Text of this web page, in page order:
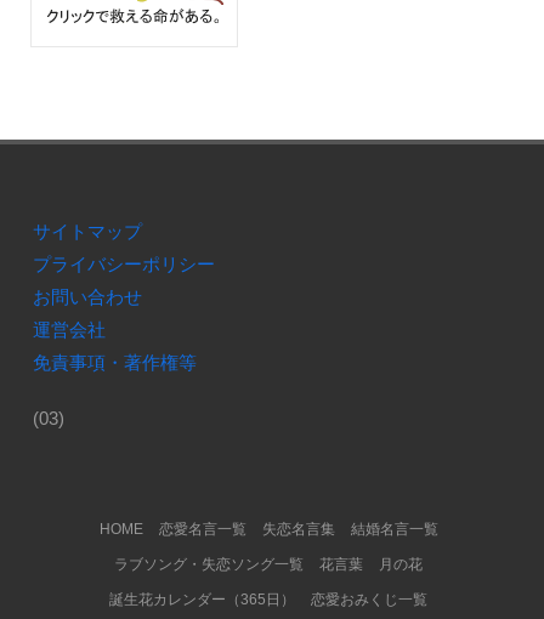
サイトマップ
プライバシーポリシー
お問い合わせ
運営会社
免責事項・著作権等
(03)
Footer MenuHOME 恋愛名言一覧 失恋名言集 結婚名言一覧
ラブソング・失恋ソング一覧 花言葉 月の花
誕生花カレンダー（365日） 恋愛おみくじ一覧